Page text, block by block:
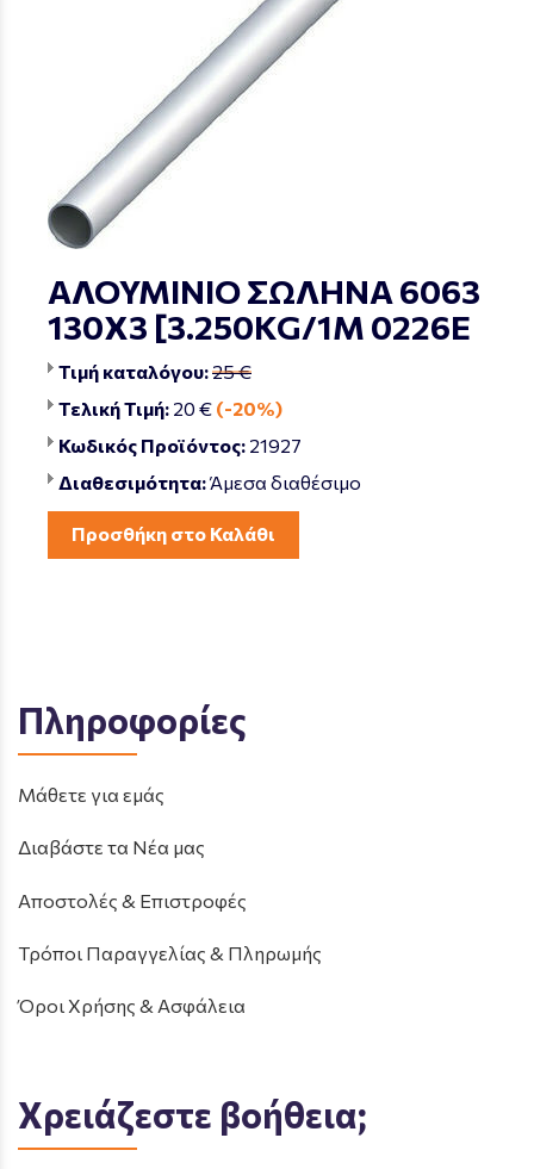
ΑΛΟΥΜΙΝΙΟ ΣΩΛΗΝΑ 6063
130Χ3 [3.250KG/1M 0226Ε
Τιμή καταλόγου:25 €
Τελική Τιμή: 20 € (-20%)
Κωδικός Προϊόντος: 21927
Διαθεσιμότητα:Άμεσα διαθέσιμο
Προσθήκη στο Καλάθι
Πληροφορίες
Μάθετε για εμάς
Διαβάστε τα Νέα μας
Αποστολές & Επιστροφές
Τρόποι Παραγγελίας & Πληρωμής
Όροι Χρήσης & Ασφάλεια
Χρειάζεστε βοήθεια;